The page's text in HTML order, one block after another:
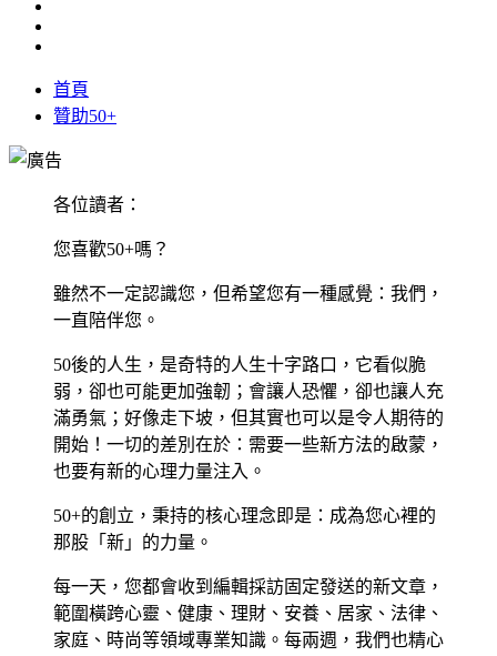
首頁
贊助50+
各位讀者：
您喜歡50+嗎？
雖然不一定認識您，但希望您有一種感覺：我們，
一直陪伴您。
50後的人生，是奇特的人生十字路口，它看似脆
弱，卻也可能更加強韌；會讓人恐懼，卻也讓人充
滿勇氣；好像走下坡，但其實也可以是令人期待的
開始！一切的差別在於：需要一些新方法的啟蒙，
也要有新的心理力量注入。
50+的創立，秉持的核心理念即是：成為您心裡的
那股「新」的力量。
每一天，您都會收到編輯採訪固定發送的新文章，
範圍橫跨心靈、健康、理財、安養、居家、法律、
家庭、時尚等領域專業知識。每兩週，我們也精心